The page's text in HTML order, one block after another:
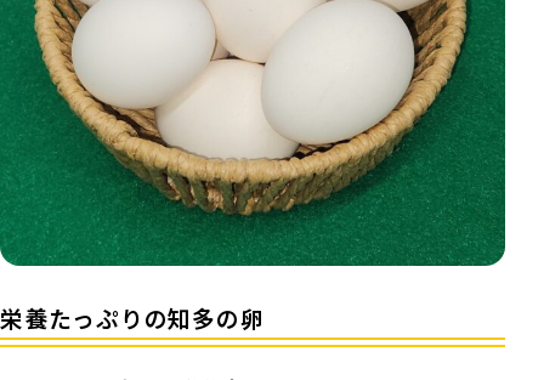
栄養たっぷりの知多の卵